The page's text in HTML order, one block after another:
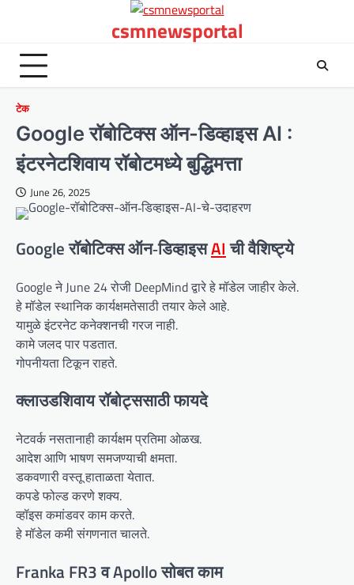
csmnewsportal
टेक
Google रॉबोटिक्स ऑन-डिव्हाइस AI :
इंटरनेटशिवाय रॉबोटमध्ये बुद्धिमत्ता
June 26, 2025
Google रॉबोटिक्स ऑन‑डिव्हाइसAIची वैशिष्ट्ये
Google ने June 24 रोजी DeepMind द्वारे हे मॉडेल जाहीर केले.
हे मॉडेल स्थानिक कार्यक्षमतेसाठी तयार केले आहे.
यामुळे इंटरनेट कनेक्शनची गरज नाही.
कामे जलद पार पडतात.
गोपनीयता टिकून राहते.
क्लाउडशिवाय रॉबोट्ससाठी फायदे
नेटवर्क नसतानाही कार्यक्षम प्रतिमा ओळख.
आदेश आणि भाषण समजण्याची क्षमता.
डकवणारी वस्तू हाताळता येतात.
कपडे फोल्ड करणे शक्य.
व्हॉइस कमांडवर काम करते.
हे मॉडेल कमी संगणनात चालते.
Franka FR3 व Apollo सोबत काम